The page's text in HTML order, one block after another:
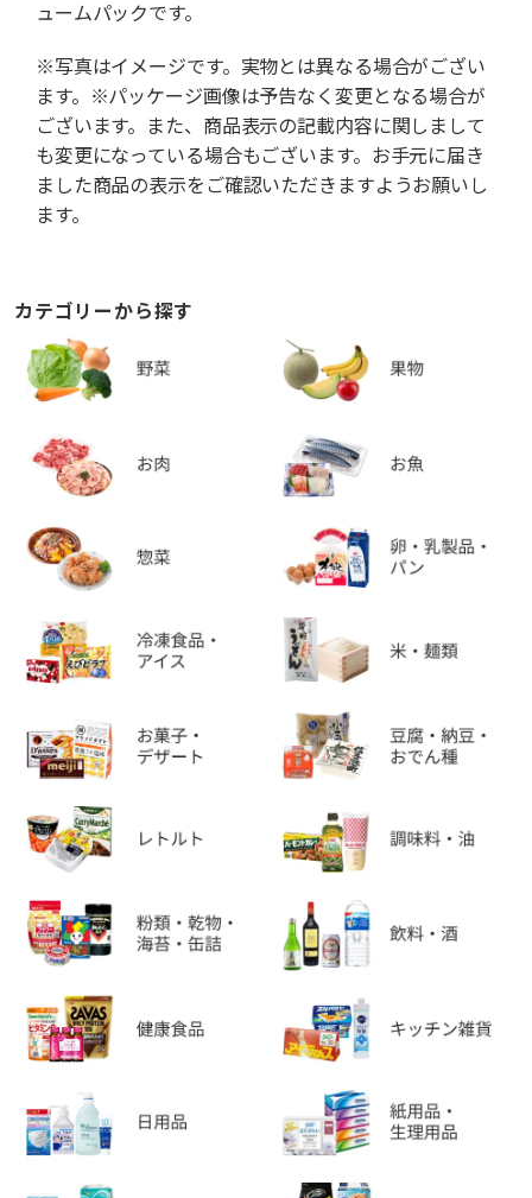
ュームパックです。
※写真はイメージです。実物とは異なる場合がござい
ます。※パッケージ画像は予告なく変更となる場合が
ございます。また、商品表示の記載内容に関しまして
も変更になっている場合もございます。お手元に届き
ました商品の表示をご確認いただきますようお願いし
ます。
カテゴリーから探す